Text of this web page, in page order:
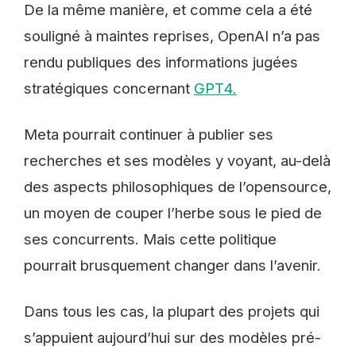
De la même manière, et comme cela a été
souligné à maintes reprises, OpenAI n’a pas
rendu publiques des informations jugées
stratégiques concernant GPT4.
Meta pourrait continuer à publier ses
recherches et ses modèles y voyant, au-delà
des aspects philosophiques de l’opensource,
un moyen de couper l’herbe sous le pied de
ses concurrents. Mais cette politique
pourrait brusquement changer dans l’avenir.
Dans tous les cas, la plupart des projets qui
s’appuient aujourd’hui sur des modèles pré-